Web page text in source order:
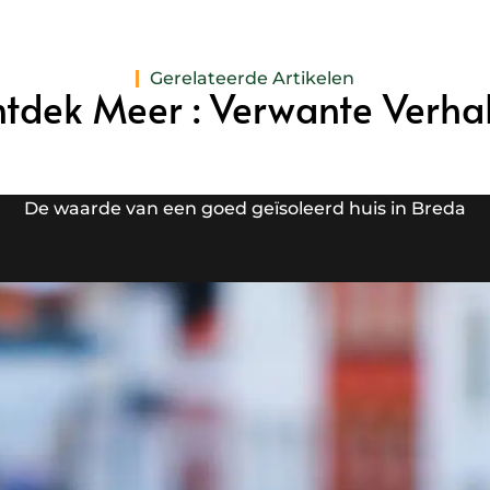
Gerelateerde Artikelen
Meer : Verwante
De waarde van een goed geïsoleerd huis in Breda